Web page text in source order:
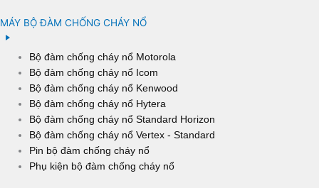
MÁY BỘ ĐÀM CHỐNG CHÁY NỔ
Bộ đàm chống cháy nổ Motorola
Bộ đàm chống cháy nổ Icom
Bộ đàm chống cháy nổ Kenwood
Bộ đàm chống cháy nổ Hytera
Bộ đàm chống cháy nổ Standard Horizon
Bộ đàm chống cháy nổ Vertex - Standard
Pin bộ đàm chống cháy nổ
Phụ kiện bộ đàm chống cháy nổ